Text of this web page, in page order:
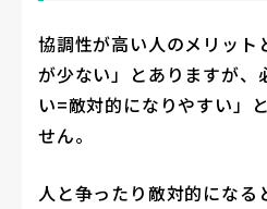
協調性が高い人のメリット
が少ない」とありますが、
い=敵対的になりやすい」
せん。
人と争ったり敵対的になる